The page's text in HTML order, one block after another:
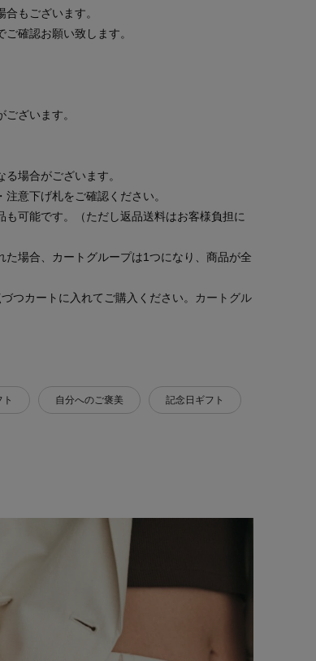
もございます。
確認お願い致します。
ざいます。
場合がございます。
意下げ札をご確認ください。
可能です。（ただし返品送料はお客様負担に
場合、カートグループは1つになり、商品が全
つカートに入れてご購入ください。
カートグル
自分へのご褒美 記念日ギフト